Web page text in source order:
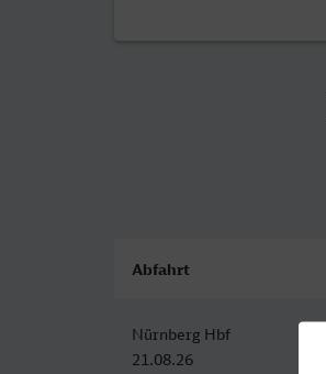
Abfahrt
Nürnberg Hbf
21.08.26